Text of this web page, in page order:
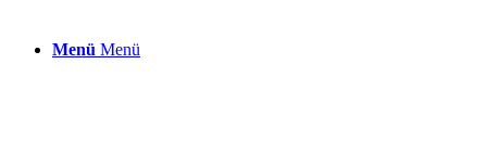
Menü Menü